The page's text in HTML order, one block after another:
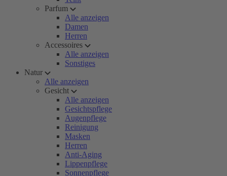
Parfum
Alle anzeigen
Damen
Herren
Accessoires
Alle anzeigen
Sonstiges
Natur
Alle anzeigen
Gesicht
Alle anzeigen
Gesichtspflege
Augenpflege
Reinigung
Masken
Herren
Anti-Aging
Lippenpflege
Sonnenpflege